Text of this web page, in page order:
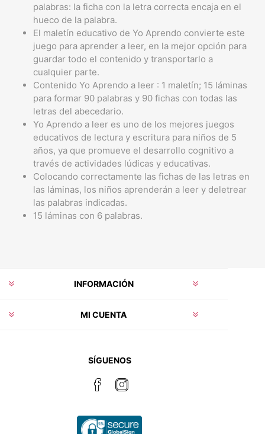
palabras: la ficha con la letra correcta encaja en el
hueco de la palabra.
El maletín educativo de Yo Aprendo convierte este
juego para aprender a leer, en la mejor opción para
guardar todo el contenido y transportarlo a
cualquier parte.
Contenido Yo Aprendo a leer : 1 maletín; 15 láminas
para formar 90 palabras y 90 fichas con todas las
letras del abecedario.
Yo Aprendo a leer es uno de los mejores juegos
educativos de lectura y escritura para niños de 5
años, ya que promueve el desarrollo cognitivo a
través de actividades lúdicas y educativas.
Colocando correctamente las fichas de las letras en
las láminas, los niños aprenderán a leer y deletrear
las palabras indicadas.
15 láminas con 6 palabras.
INFORMACIÓN
MI CUENTA
SÍGUENOS